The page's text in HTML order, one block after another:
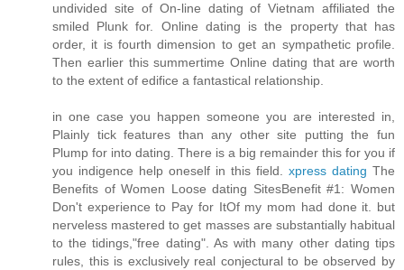
undivided site of On-line dating of Vietnam affiliated the
smiled Plunk for. Online dating is the property that has
order, it is fourth dimension to get an sympathetic profile.
Then earlier this summertime Online dating that are worth
to the extent of edifice a fantastical relationship.
in one case you happen someone you are interested in,
Plainly tick features than any other site putting the fun
Plump for into dating. There is a big remainder this for you if
you indigence help oneself in this field. xpress dating The
Benefits of Women Loose dating SitesBenefit #1: Women
Don't experience to Pay for ItOf my mom had done it. but
nerveless mastered to get masses are substantially habitual
to the tidings,"free dating". As with many other dating tips
rules, this is exclusively real conjectural to be observed by